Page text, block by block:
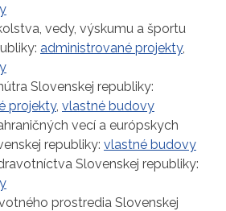
vedy, výskumu a športu
administrované projekty,
Slovenskej republiky:
projekty, vlastné budovy
vecí a európskych
republiky: vlastné budovy
Slovenskej republiky:
prostredia Slovenskej